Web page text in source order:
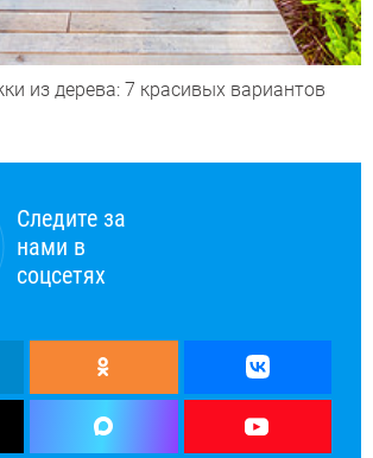
из дерева: 7 красивых вариантов
Следите за
нами в
соцсетях